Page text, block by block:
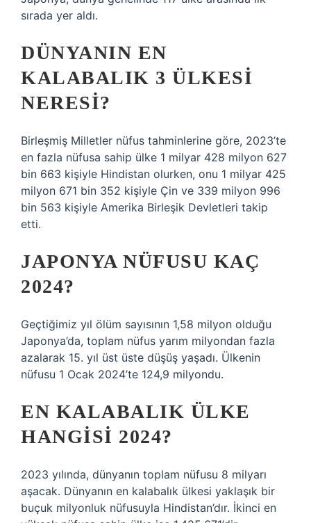
sırada yer aldı.
DÜNYANIN EN
KALABALIK 3 ÜLKESI
NERESI?
Birleşmiş Milletler nüfus tahminlerine göre, 2023’te
en fazla nüfusa sahip ülke 1 milyar 428 milyon 627
bin 663 kişiyle Hindistan olurken, onu 1 milyar 425
milyon 671 bin 352 kişiyle Çin ve 339 milyon 996
bin 563 kişiyle Amerika Birleşik Devletleri takip
etti.
JAPONYA NÜFUSU KAÇ
2024?
Geçtiğimiz yıl ölüm sayısının 1,58 milyon olduğu
Japonya’da, toplam nüfus yarım milyondan fazla
azalarak 15. yıl üst üste düşüş yaşadı. Ülkenin
nüfusu 1 Ocak 2024’te 124,9 milyondu.
EN KALABALIK ÜLKE
HANGISI 2024?
2023 yılında, dünyanın toplam nüfusu 8 milyarı
aşacak. Dünyanın en kalabalık ülkesi yaklaşık bir
buçuk milyonluk nüfusuyla Hindistan’dır. İkinci en